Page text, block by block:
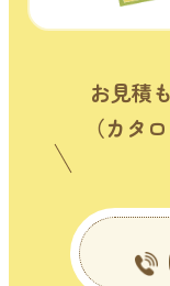
お見積
（カタ